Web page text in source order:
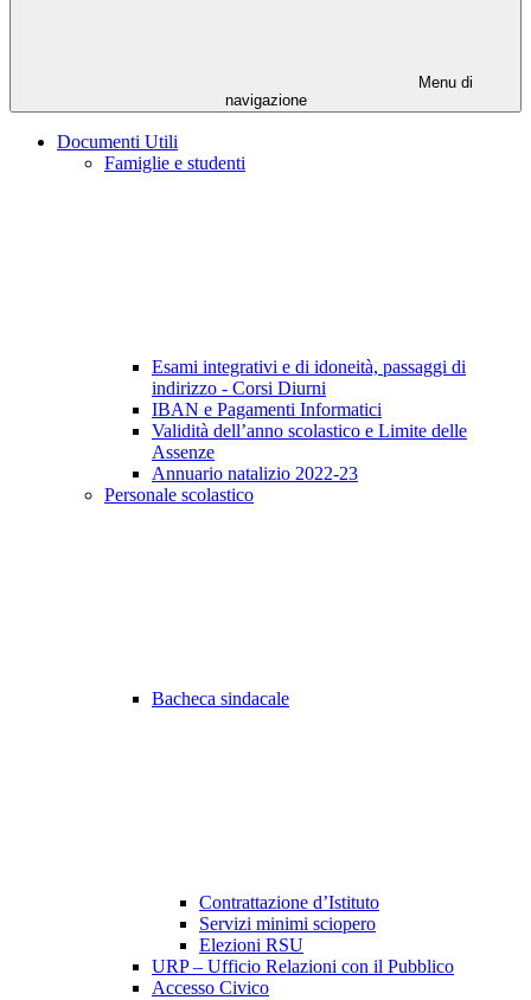
Menu di
navigazione
Documenti Utili
Famiglie e studenti
Esami integrativi e di idoneità, passaggi di
indirizzo - Corsi Diurni
IBAN e Pagamenti Informatici
Validità dell’anno scolastico e Limite delle
Assenze
Annuario natalizio 2022-23
Personale scolastico
Bacheca sindacale
Contrattazione d’Istituto
Servizi minimi sciopero
Elezioni RSU
URP – Ufficio Relazioni con il Pubblico
Accesso Civico